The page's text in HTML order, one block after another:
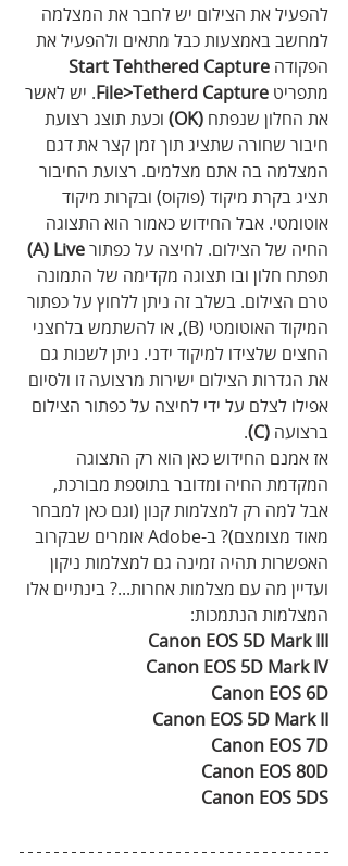
להפעיל את הצילום יש לחבר את המצלמה
למחשב באמצעות כבל מתאים ולהפעיל את
הפקודה Start Tehthered Capture
מתפריט File>Tetherd Capture. יש לאשר
את החלון שנפתח (OK)
וכעת תוצג רצועת
חיבור שחורה שתציג תוך זמן קצר את דגם
המצלמה בה אתם מצלמים. רצועת החיבור
תציג בקרת מיקוד (פוקוס) ובקרות מיקוד
אוטומטי. אבל החידוש כאמור הוא התצוגה
החיה של הצילום. לחיצה על כפתור
A) Live
)
תפתח חלון ובו תצוגה מקדימה של התמונה
טרם הצילום. בשלב זה ניתן ללחוץ על כפתור
המיקוד האוטומטי (B), או להשתמש בלחצני
החצים שלצידו למיקוד ידני. ניתן לשנות גם
את הגדרות הצילום ישירות מרצועה זו ולסיום
אפילו לצלם על ידי לחיצה על כפתור הצילום
ברצועה (C)
.
אז אמנם החידוש כאן הוא רק התצוגה
המקדמת החיה ומדובר בתוספת מבורכת,
אבל למה רק למצלמות קנון (וגם כאן למבחר
מאוד מצומצם)? ב-Adobe אומרים שבקרוב
האפשרות תהיה זמינה גם למצלמות ניקון
ועדיין מה עם מצלמות אחרות...? בינתיים אלו
המצלמות הנתמכות:
Canon EOS 5D Mark III
Canon EOS 5D Mark IV
Canon EOS 6D
Canon EOS 5D Mark II
Canon EOS 7D
Canon EOS 80D
Canon EOS 5DS